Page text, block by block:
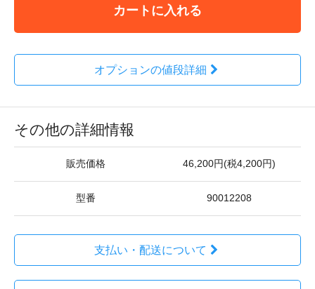
カートに入れる
オプションの値段詳細
その他の詳細情報
販売価格 46,200円(税4,200円)
型番 90012208
支払い・配送について